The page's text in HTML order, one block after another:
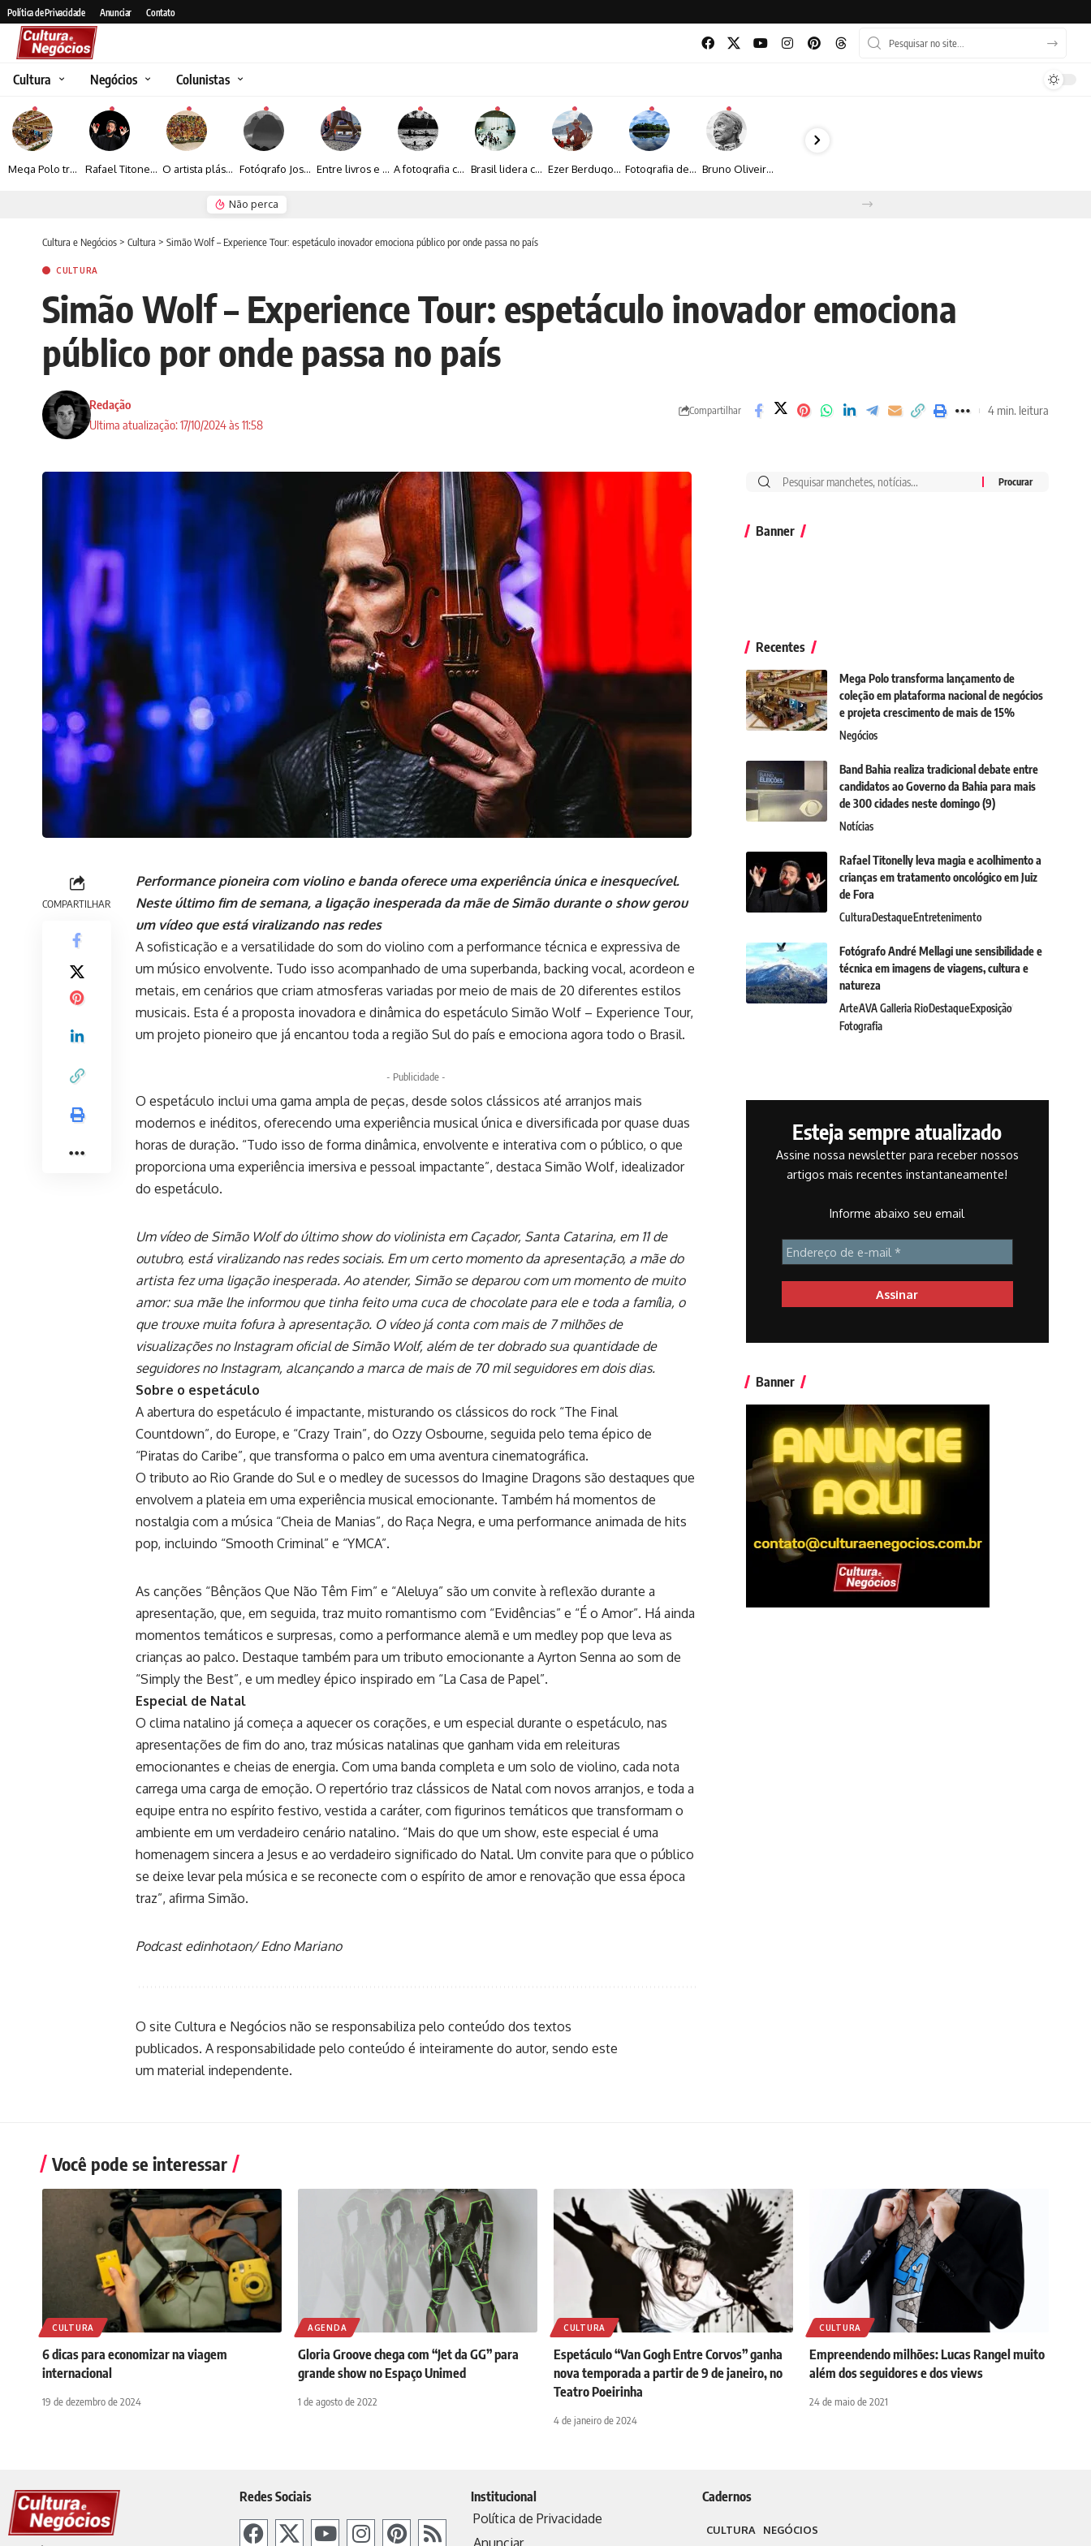
Política de Privacidade Anunciar Contato
Cultura Negócios Colunistas
Mega Polo transforma lançamento de coleção em plataforma nacional de negócios e projeta crescimento de mais de 15% Rafael Titonelly leva magia e acolhimento a crianças em tratamento oncológico em Juiz de Fora O artista plástico Jorge Luiz transforma sustentabilidade e criatividade em arte contemporânea Fotógrafo José Roberto apresenta um olhar sensível sobre arquitetura, formas e luz na fotografia Entre livros e fotografia autoral, Sebastião Reis consolida uma trajetória marcada pelo olhar artístico A fotografia contemporânea de Cynthia Feyh Jappur entre luz, movimento e arte Brasil lidera crescimento entre os 15 maiores mercados globais de viagens corporativas Ezer Berdugo transforma experiências multiculturais e memórias em narrativas visuais por meio da fotografia Fotografia de Fátima Carlini transforma paisagens naturais em experiências de contemplação Bruno Oliveira retrata o cotidiano urbano por meio da fotografia em preto e branco
Não perca
Cultura e Negócios > Cultura > Simão Wolf – Experience Tour: espetáculo inovador emociona público por onde passa no país
CULTURA
Simão Wolf – Experience Tour: espetáculo inovador emociona
público por onde passa no país
Ultima atualização: 17/10/2024 às 11:58
Redação Compartilhar 4 min. leitura
COMPARTILHAR
Performance pioneira com violino e banda oferece uma experiência única e inesquecível.
Neste último fim de semana, a ligação inesperada da mãe de Simão durante o show gerou
um vídeo que está viralizando nas redes
A sofisticação e a versatilidade do som do violino com a performance técnica e expressiva de
um músico envolvente. Tudo isso acompanhado de uma superbanda, backing vocal, acordeon e
metais, em cenários que criam atmosferas variadas por meio de mais de 20 diferentes estilos
musicais. Esta é a proposta inovadora e dinâmica do espetáculo Simão Wolf – Experience Tour,
um projeto pioneiro que já encantou toda a região Sul do país e emociona agora todo o Brasil.
- Publicidade -
O espetáculo inclui uma gama ampla de peças, desde solos clássicos até arranjos mais
modernos e inéditos, oferecendo uma experiência musical única e diversificada por quase duas
horas de duração. “Tudo isso de forma dinâmica, envolvente e interativa com o público, o que
proporciona uma experiência imersiva e pessoal impactante”, destaca Simão Wolf, idealizador
do espetáculo.
Um vídeo de Simão Wolf do último show do violinista em Caçador, Santa Catarina, em 11 de
outubro, está viralizando nas redes sociais. Em um certo momento da apresentação, a mãe do
artista fez uma ligação inesperada. Ao atender, Simão se deparou com um momento de muito
amor: sua mãe lhe informou que tinha feito uma cuca de chocolate para ele e toda a família, o
que trouxe muita fofura à apresentação. O vídeo já conta com mais de 7 milhões de
visualizações no Instagram oficial de Simão Wolf, além de ter dobrado sua quantidade de
seguidores no Instagram, alcançando a marca de mais de 70 mil seguidores em dois dias.
Sobre o espetáculo
A abertura do espetáculo é impactante, misturando os clássicos do rock “The Final
Countdown”, do Europe, e “Crazy Train”, do Ozzy Osbourne, seguida pelo tema épico de
“Piratas do Caribe”, que transforma o palco em uma aventura cinematográfica.
O tributo ao Rio Grande do Sul e o medley de sucessos do Imagine Dragons são destaques que
envolvem a plateia em uma experiência musical emocionante. Também há momentos de
nostalgia com a música “Cheia de Manias”, do Raça Negra, e uma performance animada de hits
pop, incluindo “Smooth Criminal” e “YMCA”.
As canções “Bênçãos Que Não Têm Fim” e “Aleluya” são um convite à reflexão durante a
apresentação, que, em seguida, traz muito romantismo com “Evidências” e “É o Amor”. Há ainda
momentos temáticos e surpresas, como a performance alemã e um medley pop que leva as
crianças ao palco. Destaque também para um tributo emocionante a Ayrton Senna ao som de
“Simply the Best”, e um medley épico inspirado em “La Casa de Papel”.
Especial de Natal
O clima natalino já começa a aquecer os corações, e um especial durante o espetáculo, nas
apresentações de fim do ano, traz músicas natalinas que ganham vida em releituras
emocionantes e cheias de energia. Com uma banda completa e um solo de violino, cada nota
carrega uma carga de emoção. O repertório traz clássicos de Natal com novos arranjos, e toda a
equipe entra no espírito festivo, vestida a caráter, com figurinos temáticos que transformam o
ambiente em um verdadeiro cenário natalino. “Mais do que um show, este especial é uma
homenagem sincera a Jesus e ao verdadeiro significado do Natal. Um convite para que o público
se deixe levar pela música e se reconecte com o espírito de amor e renovação que essa época
traz”, afirma Simão.
Podcast edinhotaon/ Edno Mariano
O site Cultura e Negócios não se responsabiliza pelo conteúdo dos textos
publicados. A responsabilidade pelo conteúdo é inteiramente do autor, sendo este
um material independente.
Banner
Recentes
Mega Polo transforma lançamento de
coleção em plataforma nacional de negócios
e projeta crescimento de mais de 15%
Negócios
Band Bahia realiza tradicional debate entre
candidatos ao Governo da Bahia para mais
de 300 cidades neste domingo (9)
Notícias
Rafael Titonelly leva magia e acolhimento a
crianças em tratamento oncológico em Juiz
de Fora
CulturaDestaqueEntretenimento
Fotógrafo André Mellagi une sensibilidade e
técnica em imagens de viagens, cultura e
natureza
ArteAVA Galleria RioDestaqueExposição
Fotografia
Esteja sempre atualizado
Assine nossa newsletter para receber nossos
artigos mais recentes instantaneamente!
Informe abaixo seu email
Banner
Você pode se interessar
CULTURA
6 dicas para economizar na viagem
internacional
19 de dezembro de 2024
AGENDA
Gloria Groove chega com “Jet da GG” para
grande show no Espaço Unimed
1 de agosto de 2022
CULTURA
Espetáculo “Van Gogh Entre Corvos” ganha
nova temporada a partir de 9 de janeiro, no
Teatro Poeirinha
4 de janeiro de 2024
CULTURA
Empreendendo milhões: Lucas Rangel muito
além dos seguidores e dos views
24 de maio de 2021
Redes Sociais
Institucional
Política de Privacidade
Anunciar
Cadernos
CULTURA NEGÓCIOS